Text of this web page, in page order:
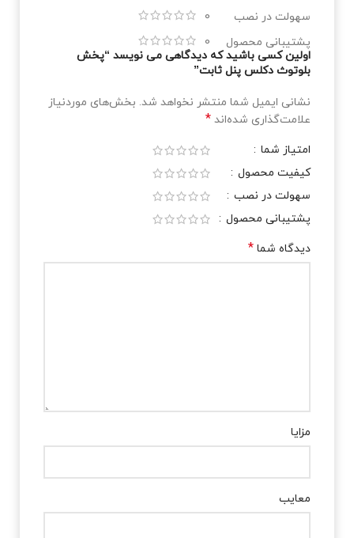
سهولت در نصب
0
پشتیبانی محصول
0
اولین کسی باشید که دیدگاهی می نویسد “پخش
بلوتوث دکلس پنل ثابت”
نشانی ایمیل شما منتشر نخواهد شد. بخش‌های موردنیاز
علامت‌گذاری شده‌اند *
امتیاز شما
کیفیت محصول
سهولت در نصب
پشتیبانی محصول
دیدگاه شما *
مزایا
معایب